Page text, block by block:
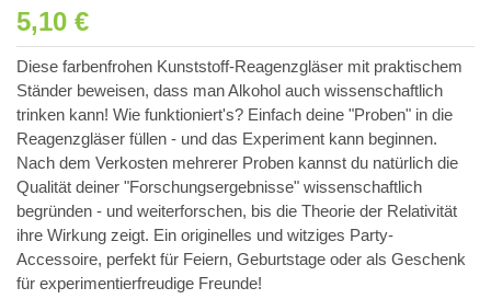
5,10 €
Diese farbenfrohen Kunststoff-Reagenzgläser mit praktischem
Ständer beweisen, dass man Alkohol auch wissenschaftlich
trinken kann! Wie funktioniert's? Einfach deine "Proben" in die
Reagenzgläser füllen - und das Experiment kann beginnen.
Nach dem Verkosten mehrerer Proben kannst du natürlich die
Qualität deiner "Forschungsergebnisse" wissenschaftlich
begründen - und weiterforschen, bis die Theorie der Relativität
ihre Wirkung zeigt. Ein originelles und witziges Party-
Accessoire, perfekt für Feiern, Geburtstage oder als Geschenk
für experimentierfreudige Freunde!